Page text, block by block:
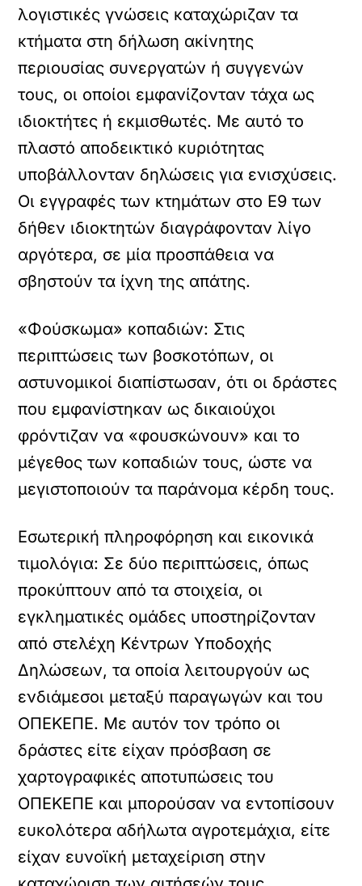
λογιστικές γνώσεις καταχώριζαν τα
κτήματα στη δήλωση ακίνητης
περιουσίας συνεργατών ή συγγενών
τους, οι οποίοι εμφανίζονταν τάχα ως
ιδιοκτήτες ή εκμισθωτές. Με αυτό το
πλαστό αποδεικτικό κυριότητας
υποβάλλονταν δηλώσεις για ενισχύσεις.
Οι εγγραφές των κτημάτων στο Ε9 των
δήθεν ιδιοκτητών διαγράφονταν λίγο
αργότερα, σε μία προσπάθεια να
σβηστούν τα ίχνη της απάτης.
«Φούσκωμα» κοπαδιών: Στις
περιπτώσεις των βοσκοτόπων, οι
αστυνομικοί διαπίστωσαν, ότι οι δράστες
που εμφανίστηκαν ως δικαιούχοι
φρόντιζαν να «φουσκώνουν» και το
μέγεθος των κοπαδιών τους, ώστε να
μεγιστοποιούν τα παράνομα κέρδη τους.
Εσωτερική πληροφόρηση και εικονικά
τιμολόγια: Σε δύο περιπτώσεις, όπως
προκύπτουν από τα στοιχεία, οι
εγκληματικές ομάδες υποστηρίζονταν
από στελέχη Κέντρων Υποδοχής
Δηλώσεων, τα οποία λειτουργούν ως
ενδιάμεσοι μεταξύ παραγωγών και του
ΟΠΕΚΕΠΕ. Με αυτόν τον τρόπο οι
δράστες είτε είχαν πρόσβαση σε
χαρτογραφικές αποτυπώσεις του
ΟΠΕΚΕΠΕ και μπορούσαν να εντοπίσουν
ευκολότερα αδήλωτα αγροτεμάχια, είτε
είχαν ευνοϊκή μεταχείριση στην